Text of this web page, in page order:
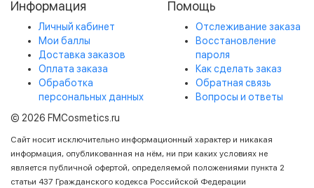
Информация
Личный кабинет
Мои баллы
Доставка заказов
Оплата заказа
Обработка
персональных данных
Помощь
Отслеживание заказа
Восстановление
пароля
Как сделать заказ
Обратная связь
Вопросы и ответы
© 2026 FMCosmetics.ru
Сайт носит исключительно информационный характер и никакая
информация, опубликованная на нём, ни при каких условиях не
является публичной офертой, определяемой положениями пункта 2
статьи 437 Гражданского кодекса Российской Федерации